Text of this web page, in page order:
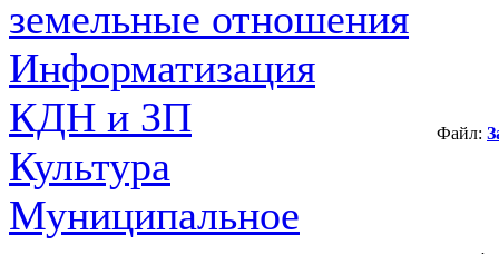
земельные отношения
Информатизация
КДН и ЗП
Культура
Муниципальное
Файл: